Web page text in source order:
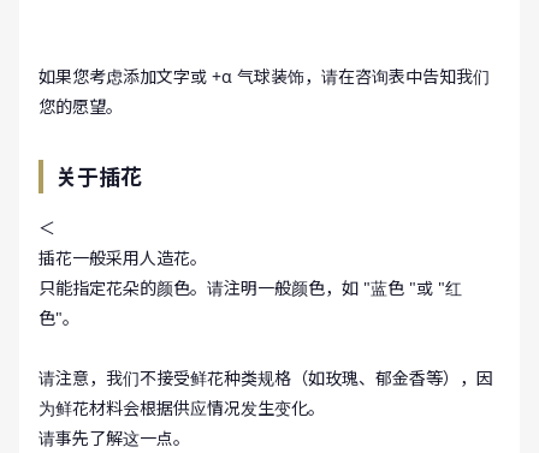
如果您考虑添加文字或 +α 气球装饰，请在咨询表中告知我们
您的愿望。
关于插花
＜
插花一般采用人造花。
只能指定花朵的颜色。请注明一般颜色，如 "蓝色 "或 "红
色"。
请注意，我们不接受鲜花种类规格（如玫瑰、郁金香等），因
为鲜花材料会根据供应情况发生变化。
请事先了解这一点。